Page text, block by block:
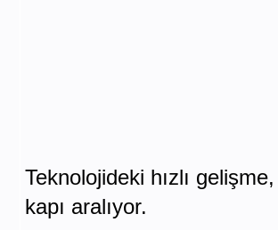
Teknolojideki hızlı
kapı aralıyor.